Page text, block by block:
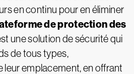
en continu pour en éliminer
de protection des
une solution de sécurité qui
de tous types,
emplacement, en offrant